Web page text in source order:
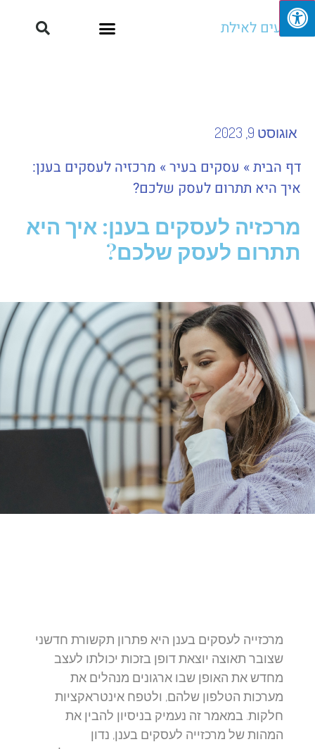
מגיעים לאילת
אוגוסט 9, 2023
דף הבית»עסקים בעיר»מרכזיה לעסקים בענן:
איך היא תתרום לעסק שלכם?
מרכזיה לעסקים בענן: איך היא
תתרום לעסק שלכם?
מרכזייה לעסקים בענן היא פתרון תקשורת חדשני
שצובר תאוצה יוצאת דופן בזכות יכולתו לעצב
מחדש את האופן שבו ארגונים מנהלים את
מערכות הטלפון שלהם, ולטפח אינטראקציות
חלקות. במאמר זה נעמיק בניסיון להבין את
המהות של מרכזייה לעסקים בענן, נדון